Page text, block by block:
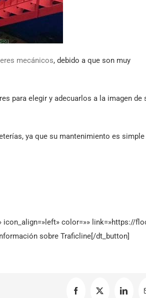
mecánicos, debido a que son muy
para elegir y adecuarlos a la imagen de
ya que su mantenimiento es simple
icon_align=»left» color=»» link=»https://
sobre Traficline[/dt_button]
Facebook
X